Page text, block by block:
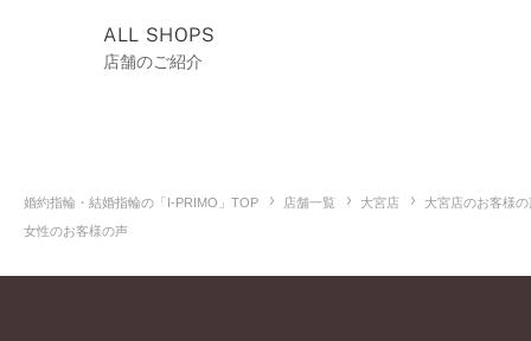
ALL SHOPS
店舗のご紹介
婚約指輪・結婚指輪の「I-PRIMO」TOP 店舗一覧 大宮店
大宮店のお客様
女性のお客様の声